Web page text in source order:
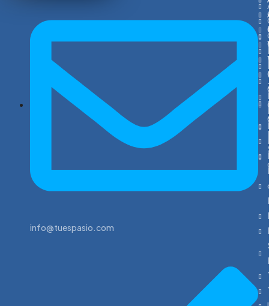
info@tuespasio.com